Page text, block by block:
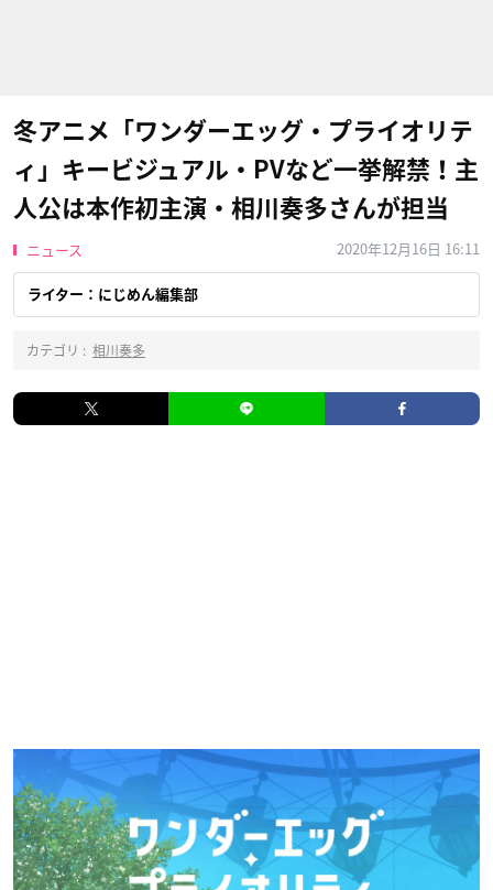
冬アニメ「ワンダーエッグ・プライオリテ
ィ」キービジュアル・PVなど一挙解禁！主
人公は本作初主演・相川奏多さんが担当
ニュース 2020年12月16日 16:11
ライター：にじめん編集部
カテゴリ : 相川奏多